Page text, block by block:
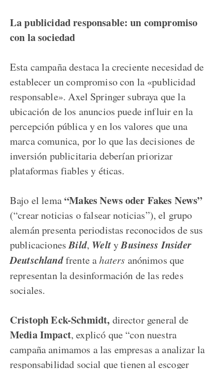
La publicidad responsable: un compromiso
con la sociedad
Esta campaña destaca la creciente necesidad de
establecer un compromiso con la «publicidad
responsable». Axel Springer subraya que la
ubicación de los anuncios puede influir en la
percepción pública y en los valores que una
marca comunica, por lo que las decisiones de
inversión publicitaria deberían priorizar
plataformas fiables y éticas.
Bajo el lema“Makes News oder Fakes News”
(“crear noticias o falsear noticias”), el grupo
alemán presenta periodistas reconocidos de sus
publicacionesBild, WeltyBusiness Insider
Deutschlandfrente ahaters anónimos que
representan la desinformación de las redes
sociales.
Cristoph Eck-Schmidt, director general de
Media Impact, explicó que “con nuestra
campaña animamos a las empresas a analizar la
responsabilidad social que tienen al escoger